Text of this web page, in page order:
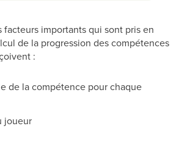
facteurs importants qui sont pris en
de la progression des compétences
:
de la compétence pour chaque
joueur